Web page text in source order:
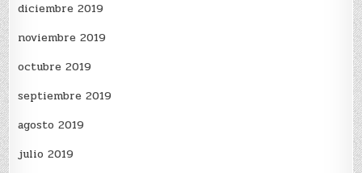
diciembre 2019
noviembre 2019
octubre 2019
septiembre 2019
agosto 2019
julio 2019